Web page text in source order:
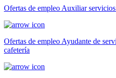
Ofertas de empleo Auxiliar
Ofertas de empleo Ayudante de
cafetería